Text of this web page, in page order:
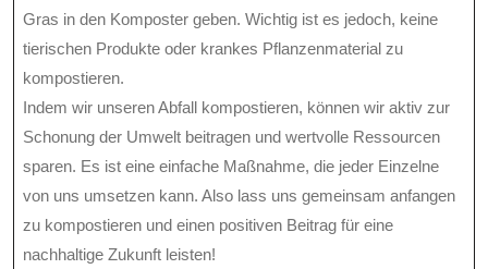
Gras in den Komposter geben. Wichtig ist es jedoch, keine
tierischen Produkte oder krankes Pflanzenmaterial zu
kompostieren.
Indem wir unseren Abfall kompostieren, können wir aktiv zur
Schonung der Umwelt beitragen und wertvolle Ressourcen
sparen. Es ist eine einfache Maßnahme, die jeder Einzelne
von uns umsetzen kann. Also lass uns gemeinsam anfangen
zu kompostieren und einen positiven Beitrag für eine
nachhaltige Zukunft leisten!